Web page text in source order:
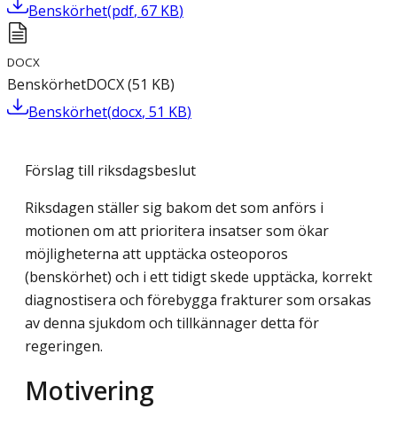
Benskörhet(pdf, 67 KB)
DOCX
BenskörhetDOCX(51 KB)
Benskörhet(docx, 51 KB)
Förslag till riksdagsbeslut
Riksdagen ställer sig bakom det som anförs i
motionen om att prioritera insatser som ökar
möjligheterna att upptäcka osteoporos
(benskörhet) och i ett tidigt skede upptäcka, korrekt
diagnostisera och förebygga frakturer som orsakas
av denna sjukdom och tillkännager detta för
regeringen.
Motivering